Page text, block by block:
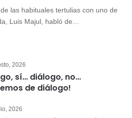
las habituales tertulias con uno de
Luis Majul, habló de…
2026
sí… diálogo, no…
de diálogo!
2026